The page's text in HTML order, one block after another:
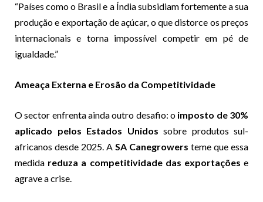
“Países como o Brasil e a Índia subsidiam fortemente a sua
produção e exportação de açúcar, o que distorce os preços
internacionais e torna impossível competir em pé de
igualdade.”
Ameaça Externa e Erosão da Competitividade
O sector enfrenta ainda outro desafio: o imposto de 30%
aplicado pelos Estados Unidos sobre produtos sul-
africanos desde 2025. A SA Canegrowers teme que essa
medida reduza a competitividade das exportações e
agrave a crise.